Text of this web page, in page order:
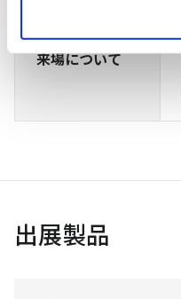
来場について
出展製品